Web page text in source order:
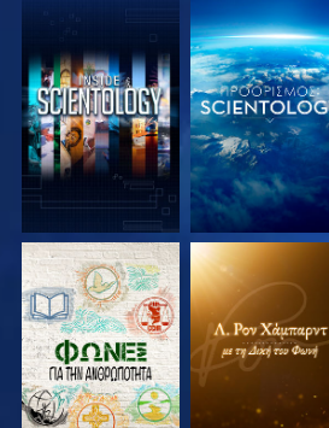
ΕΞΕΡΕΥΝΗΣΤΕ ΤΗ
ΣΕΙΡΑ
ΕΞΕΡΕΥΝΗΣΤΕ ΤΗ
ΣΕΙΡΑ